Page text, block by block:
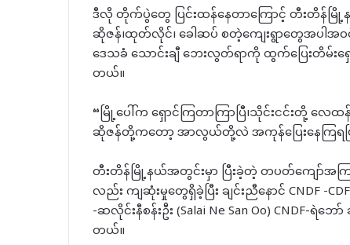
ဒီလို တိုက်ပွဲတွေ ပြင်းထန်နေတာကြောင့် တီးတိန်မြို့
ဆိုဇန်၊ထုတ်လိုင်၊ ခေါဆပ် စတဲ့ကျေးရွာတွေအပါအ
ဒေသခံ သောင်းချီ ဘေးလွတ်ရာကို ထွက်ပြေးတိမ်း
တယ်။
“မြို့ပေါ်က ရှောင်ကြတာကြာပြီ၊သိုင်းငင်းတို့ လ
ဆိုဇန်တို့ကတော့ အာလွယ်တို့လဲ အကုန်ပြေးနေကြရပ
တီးတိန်မြို့နယ်အတွင်းမှာ ပြီးခဲ့တဲ့ တပတ်ကျော်အ
လည်း ကျဆုံးမှုတွေရှိခဲ့ပြီး ချင်းညီနောင် CNDF -
-ဆလိုင်းနီစန်းဦး (Salai Ne San Oo) CNDF-ရဲ
တယ်။